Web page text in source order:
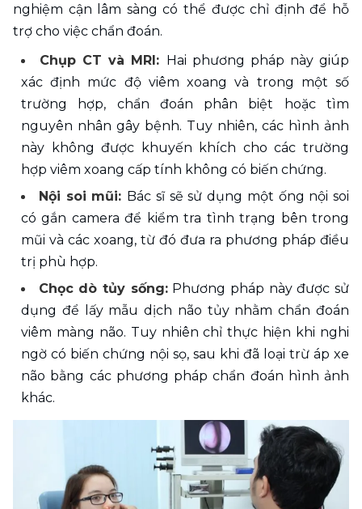
nghiệm cận lâm sàng có thể được chỉ định để hỗ
trợ cho việc chẩn đoán.
Chụp CT và MRI: Hai phương pháp này giúp
xác định mức độ viêm xoang và trong một số
trường hợp, chẩn đoán phân biệt hoặc tìm
nguyên nhân gây bệnh. Tuy nhiên, các hình ảnh
này không được khuyến khích cho các trường
hợp viêm xoang cấp tính không có biến chứng.
Nội soi mũi: Bác sĩ sẽ sử dụng một ống nội soi
có gắn camera để kiểm tra tình trạng bên trong
mũi và các xoang, từ đó đưa ra phương pháp điều
trị phù hợp.
Chọc dò tủy sống: Phương pháp này được sử
dụng để lấy mẫu dịch não tủy nhằm chẩn đoán
viêm màng não. Tuy nhiên chỉ thực hiện khi nghi
ngờ có biến chứng nội sọ, sau khi đã loại trừ áp xe
não bằng các phương pháp chẩn đoán hình ảnh
khác.